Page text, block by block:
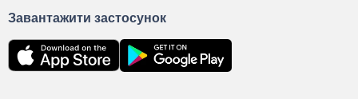
Завантажити застосунок